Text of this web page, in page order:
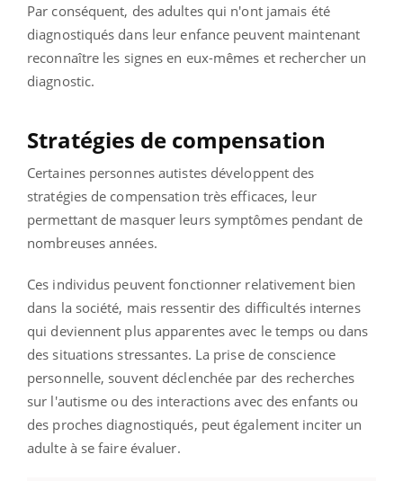
Par conséquent, des adultes qui n'ont jamais été
diagnostiqués dans leur enfance peuvent maintenant
reconnaître les signes en eux-mêmes et rechercher un
diagnostic.
Stratégies de compensation
Certaines personnes autistes développent des
stratégies de compensation très efficaces, leur
permettant de masquer leurs symptômes pendant de
nombreuses années.
Ces individus peuvent fonctionner relativement bien
dans la société, mais ressentir des difficultés internes
qui deviennent plus apparentes avec le temps ou dans
des situations stressantes. La prise de conscience
personnelle, souvent déclenchée par des recherches
sur l'autisme ou des interactions avec des enfants ou
des proches diagnostiqués, peut également inciter un
adulte à se faire évaluer.